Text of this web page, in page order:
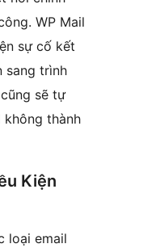
WP Mail
sự cố kết
sang trình
sẽ tự
thành
Kiện
loại email